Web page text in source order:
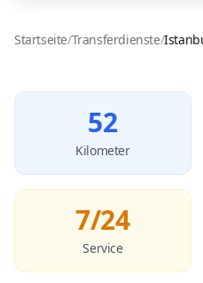
Startseite/Transferdienste/
52
Kilometer
7/24
Service